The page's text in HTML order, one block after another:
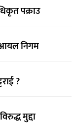
पक्राउ
निगम
?
मुद्दा